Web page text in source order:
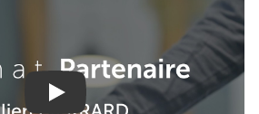
Play